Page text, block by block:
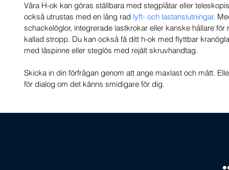
Våra H-ok kan göras ställbara med stegplåtar eller
också utrustas med en lång rad lyft- och lastanslutningar.
schackelöglor, integrerade lastkrokar eller kanske hållare
kallad stropp. Du kan också få ditt h-ok med flyttbar
med låspinne eller steglös med rejält skruvhandtag.
Skicka in din förfrågan genom att ange maxlast och mått.
för dialog om det känns smidigare för dig.